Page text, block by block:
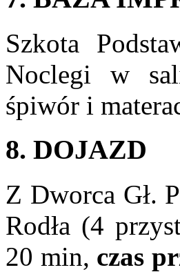
Szkota
Noclegi w
śpiwór i
8. DOJAZD
Z Dworca Gł.
Rodła (4
20 min, czas